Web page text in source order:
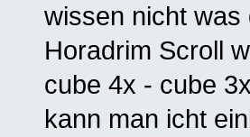
wissen nicht was
Horadrim Scroll
cube 4x - cube
kann man icht